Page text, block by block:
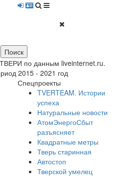
по данным liveinternet.ru.
2015 - 2021 год
Спецпроекты
TVERTEAM. Истории
успеха
Натуральные новости
АтомЭнергоСбыт
разъясняет
Квадратные метры
Тверь старинная
Автостоп
Тверской умелец